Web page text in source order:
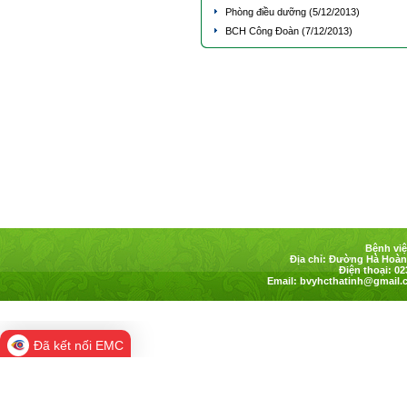
Phòng điều dưỡng (5/12/2013)
BCH Công Đoàn (7/12/2013)
Bệnh
Địa chỉ: Đường Hà
Điện thoại:
Email:
Đã kết nối EMC